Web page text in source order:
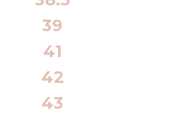
39
41
42
43